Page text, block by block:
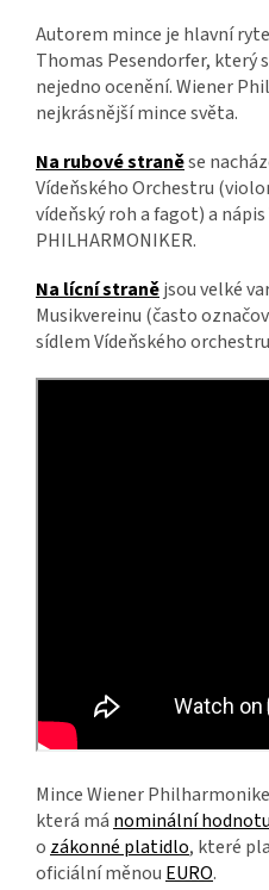
Autorem mince je hlavní
Thomas Pesendorfer, který
nejedno ocenění. Wiener
nejkrásnější mince světa.
Na rubové straněse
Vídeňského Orchestru
vídeňský roh a fagot) a nápis
PHILHARMONIKER.
Na lícní stranějsou velké
Musikvereinu (často
sídlem Vídeňského
Mince Wiener
která má nominální hodnotu
o zákonné platidlo, které
oficiální měnou EURO.